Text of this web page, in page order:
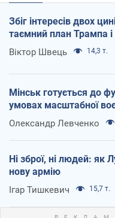
Збіг інтересів двох
таємний план Трампа і
Віктор Швець 14,3 т.
Мінськ готується до
умовах масштабної
Олександр Левченко
Ні зброї, ні людей: як
нову армію
Ігар Тишкевич 15,7 т.